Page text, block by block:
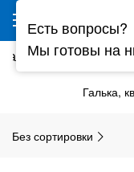
Каталог
Галька,
Без сортировки
Есть вопросы?
Мы готовы на
Ваш город - Минск,
угадали?
ДА НЕТ